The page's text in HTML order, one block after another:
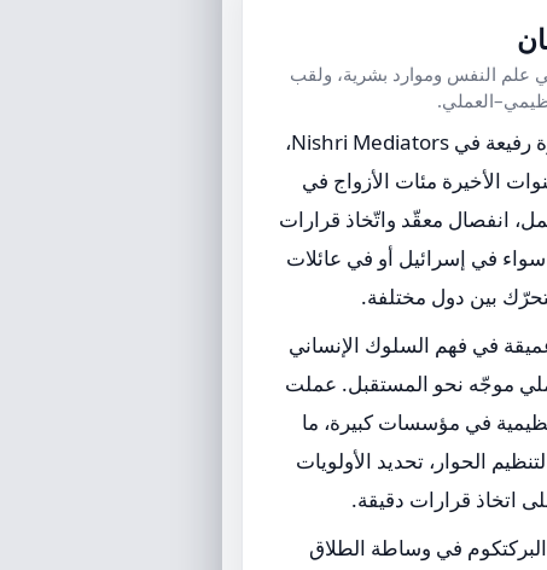
النفس وموارد بشرية، ولقب
نوغا هي وسيطة خبيرة رفيعة في Nishri Mediators،
الأخيرة مئات الأزواج في
انفصال معقّد واتّخاذ قرارات
في إسرائيل أو في عائلات
بين دول مختلفة.
في فهم السلوك الإنساني
موجّه نحو المستقبل. عملت
في مؤسسات كبيرة، ما
الحوار، تحديد الأولويات
اتخاذ قرارات دقيقة.
في وساطة الطلاق